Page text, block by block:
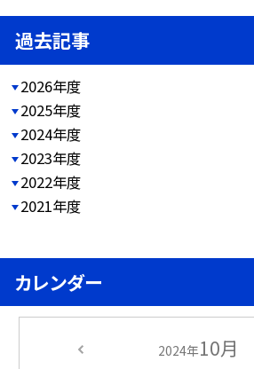
過去記事
2026年度
2025年度
2024年度
2023年度
2022年度
2021年度
カレンダー
2024年10月